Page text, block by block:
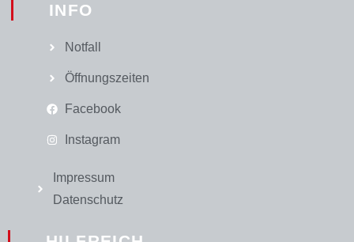
INFO
Notfall
Öffnungszeiten
Facebook
Instagram
Impressum
Datenschutz